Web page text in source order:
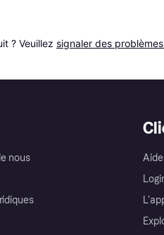
? Veuillez signaler des
nous
Aide